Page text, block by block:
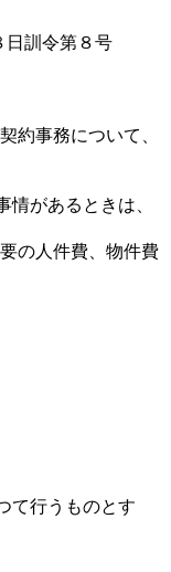
日訓令第８号
約事務について、
があるときは、
の人件費、物件費
て行うものとす